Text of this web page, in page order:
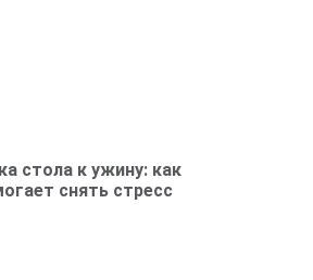
стола к ужину: как
снять стресс